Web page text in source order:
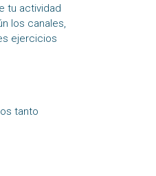
tu actividad
los canales,
ejercicios
tanto